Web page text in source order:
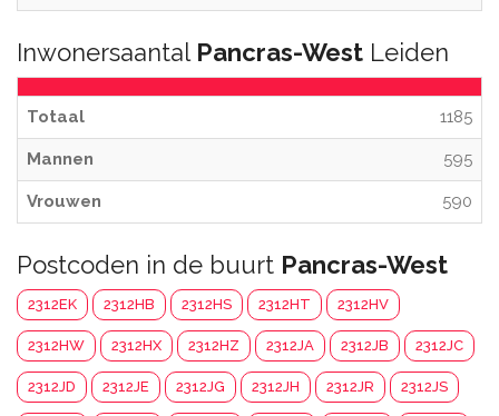
Inwonersaantal Pancras-West Leiden
Totaal 1185
Mannen 595
Vrouwen 590
Postcoden in de buurt Pancras-West
2312EK 2312HB 2312HS 2312HT 2312HV
2312HW 2312HX 2312HZ 2312JA 2312JB 2312JC
2312JD 2312JE 2312JG 2312JH 2312JR 2312JS